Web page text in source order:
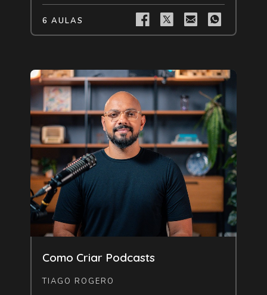
6 AULAS
Como Criar Podcasts
TIAGO ROGERO